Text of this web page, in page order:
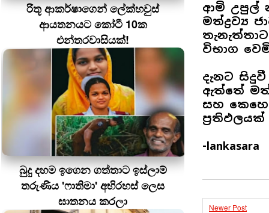
රිතූ ආකර්ෂාගෙන් ලේක්හවුස්
ආයතනයට කෝටී 10ක
එන්තරවාසියක්!
බුදු දහම ඉගෙන ගත්තාට ඉස්ලාම්
තරුණිය 'ෆාතිමා' අභිරහස් ලෙස
ඝාතනය කරලා
ආමි උපුල්
මත්ද්‍රව්‍ය
විභාග
දැනට
ඇත්තේ
සහ
-lankasara
Newer Post